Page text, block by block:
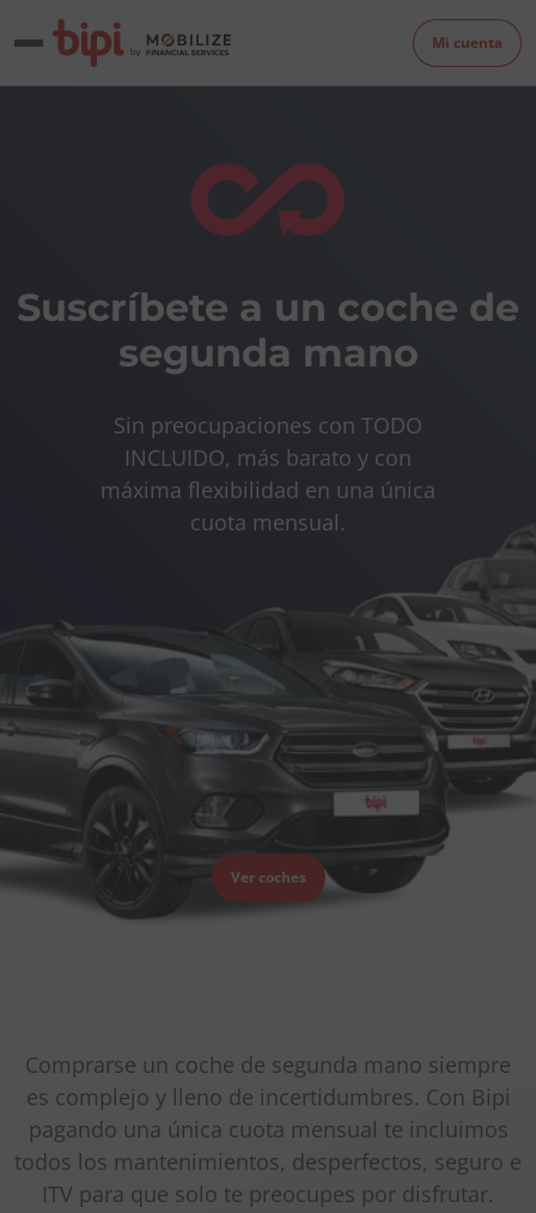
Mi cuenta
Suscríbete a un coche de
segunda mano
Sin preocupaciones con TODO
INCLUIDO, más barato y con
máxima flexibilidad en una única
cuota mensual.
Ver coches
Comprarse un coche de segunda mano siempre
es complejo y lleno de incertidumbres. Con Bipi
pagando una única cuota mensual te incluimos
todos los mantenimientos, desperfectos, seguro e
ITV para que solo te preocupes por disfrutar.